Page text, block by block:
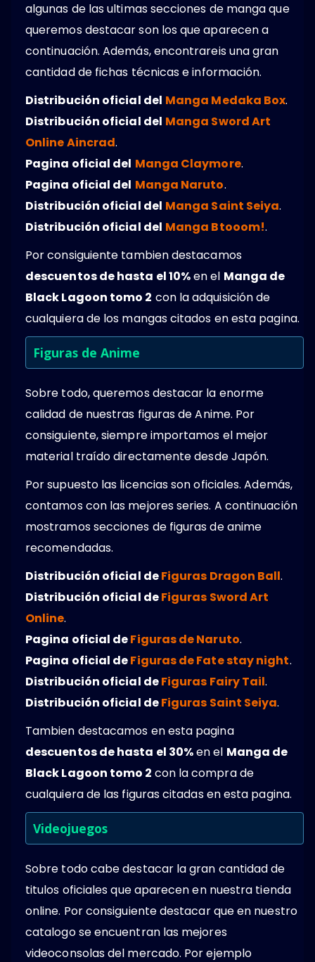
algunas de las ultimas secciones de manga que
queremos destacar son los que aparecen a
continuación. Además, encontrareis una gran
cantidad de fichas técnicas e información.
Distribución oficial del Manga Medaka Box.
Distribución oficial del Manga Sword Art
Online Aincrad.
Pagina oficial del Manga Claymore.
Pagina oficial del Manga Naruto.
Distribución oficial del Manga Saint Seiya.
Distribución oficial del Manga Btooom!.
Por consiguiente tambien destacamos
descuentos de hasta el 10%en el Manga de
Black Lagoon tomo 2 con la adquisición de
cualquiera de los mangas citados en esta pagina.
Figuras de Anime
Sobre todo, queremos destacar la enorme
calidad de nuestras figuras de Anime. Por
consiguiente, siempre importamos el mejor
material traído directamente desde Japón.
Por supuesto las licencias son oficiales. Además,
contamos con las mejores series. A continuación
mostramos secciones de figuras de anime
recomendadas.
Distribución oficial deFiguras Dragon Ball.
Distribución oficial deFiguras Sword Art
Online.
Pagina oficial deFiguras de Naruto.
Pagina oficial deFiguras de Fate stay night.
Distribución oficial deFiguras Fairy Tail.
Distribución oficial deFiguras Saint Seiya.
Tambien destacamos en esta pagina
descuentos de hasta el 30%en el Manga de
Black Lagoon tomo 2 con la compra de
cualquiera de las figuras citadas en esta pagina.
Videojuegos
Sobre todo cabe destacar la gran cantidad de
titulos oficiales que aparecen en nuestra tienda
online. Por consiguiente destacar que en nuestro
catalogo se encuentran las mejores
videoconsolas del mercado. Por ejemplo